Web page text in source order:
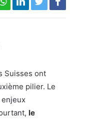
Suisses ont
pilier. Le
enjeux
le